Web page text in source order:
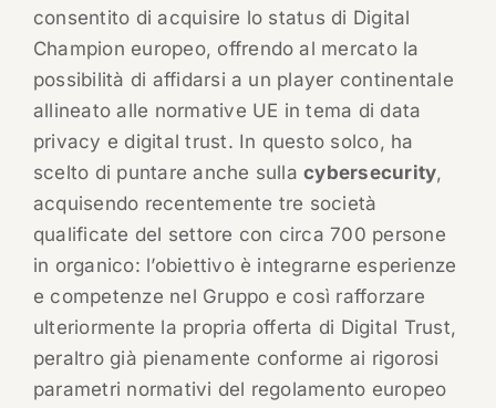
consentito di acquisire lo status di Digital
Champion europeo, offrendo al mercato la
possibilità di affidarsi a un player continentale
allineato alle normative UE in tema di data
privacy e digital trust. In questo solco, ha
scelto di puntare anche sullacybersecurity,
acquisendo recentemente tre società
qualificate del settore con circa 700 persone
in organico: l’obiettivo è integrarne esperienze
e competenze nel Gruppo e così rafforzare
ulteriormente la propria offerta di Digital Trust,
peraltro già pienamente conforme ai rigorosi
parametri normativi del regolamento europeo